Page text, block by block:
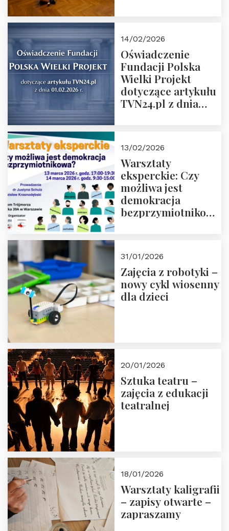
14/02/2026
Oświadczenie
Fundacji Polska
Wielki Projekt
dotyczące artykułu
TVN24.pl z dnia
13/02/2026
Warsztaty
eksperckie: Czy
możliwa jest
demokracja
bezprzymiotnikowa?
31/01/2026
Zajęcia z robotyki –
nowy cykl wiosenny
dla dzieci
20/01/2026
Sztuka teatru –
zajęcia z edukacji
teatralnej
18/01/2026
Warsztaty kaligrafii
– zapisy otwarte –
zapraszamy